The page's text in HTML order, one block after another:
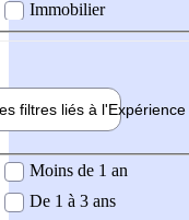
Immobilier
filtres liés à l'Expérience
demandée
Moins de 1 an
De 1 à 3 ans